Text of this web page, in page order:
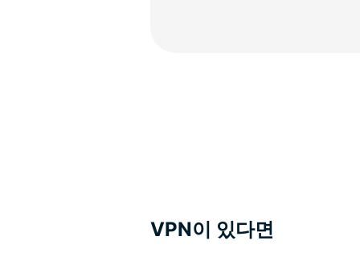
VPN이 있다면